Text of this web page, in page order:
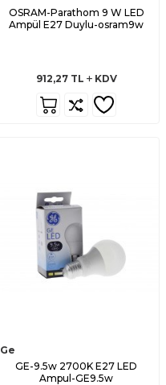
OSRAM-Parathom 9 W LED
Ampül E27 Duylu-osram9w
912,27TL KDV
Ge
GE-9.5w 2700K E27 LED
Ampul-GE9.5w